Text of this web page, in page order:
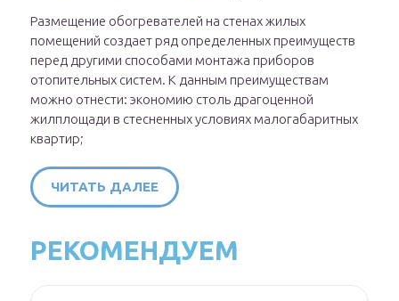
Размещение обогревателей на стенах жилых
помещений создает ряд определенных преимуществ
перед другими способами монтажа приборов
отопительных систем. К данным преимуществам
можно отнести: экономию столь драгоценной
жилплощади в стесненных условиях малогабаритных
квартир;
ЧИТАТЬ ДАЛЕЕ
РЕКОМЕНДУЕМ